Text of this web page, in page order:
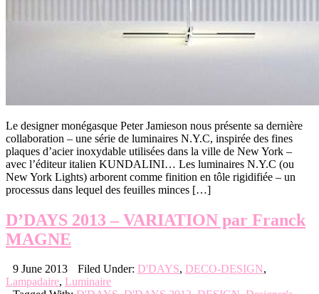
Le designer monégasque Peter Jamieson nous présente sa dernière
collaboration – une série de luminaires N.Y.C, inspirée des fines
plaques d’acier inoxydable utilisées dans la ville de New York –
avec l’éditeur italien KUNDALINI… Les luminaires N.Y.C (ou
New York Lights) arborent comme finition en tôle rigidifiée – un
processus dans lequel des feuilles minces […]
D’DAYS 2013 – VARIATION par Franck
MAGNE
9 June 2013 Filed Under: D'DAYS, DECO-DESIGN,
Lampadaire, Luminaire